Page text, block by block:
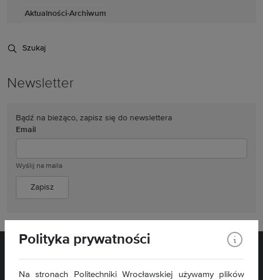
Aktualności-Archiwum
Szukaj
Newsletter
Bądź na bieżąco, zapisz się do newslettera
Email
Wyślij na maila
Polityka prywatności
Na stronach Politechniki Wrocławskiej używamy plików